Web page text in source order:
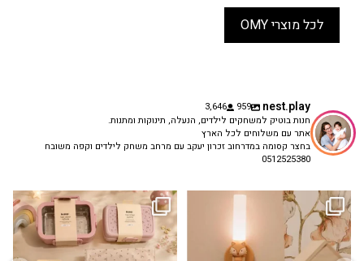
לכל מוצרי OMY
nest.play
959
3,646
חנות בוטיק למשחקים לילדים, הנעלה, תינוקות ומתנות.
אתר עם משלוחים לכל הארץ
בחצר קסומה במדרחוב זכרון יעקב עם מרחב משחק לילדים וקפה משובח
0512525380
✨ חוזרים למסגרת בסטייל! ✨
הקולקציה החדשה...
9 4
גם פריט עיצובי לחדר, גם מנורת לילה
...
3 0